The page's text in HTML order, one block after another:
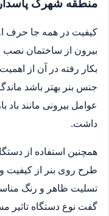
منطقه شهرک
کیفیت در همه جا حرف
بیرون از ساختمان نصب
بکار رفته در آن از
جنس بنر بهتر باشد
عوامل بیرونی مانند
داشت.
همچنین استفاده از
طرح روی بنر از کیفیت و
تسلیت ظاهر و رنگ
گفت نوع دستگاه تاثیر